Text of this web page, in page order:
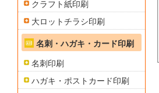
クラフト紙印刷
大ロットチラシ印刷
名刺・ハガキ・カード印刷
名刺印刷
ハガキ・ポストカード印刷